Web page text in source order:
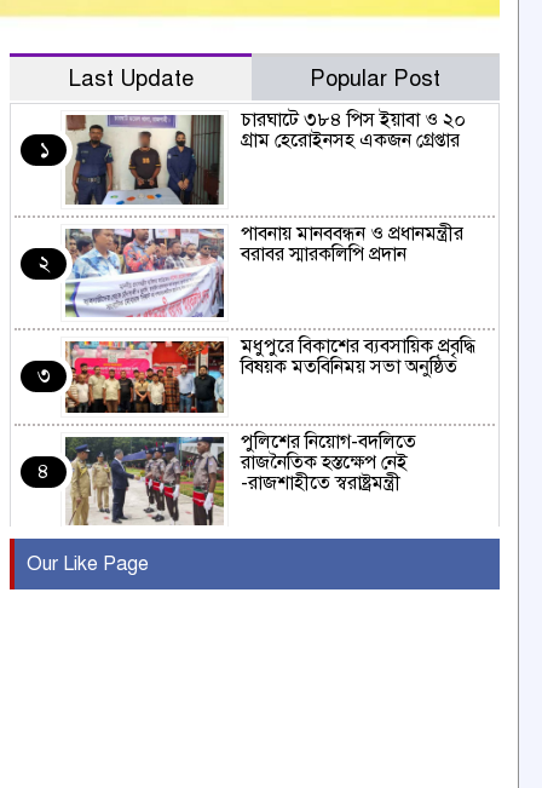
Last Update Popular Post
১
চারঘাটে ৩৮৪ পিস ইয়াবা ও ২০
গ্রাম হেরোইনসহ একজন গ্রেপ্তার
২
পাবনায় মানববন্ধন ও প্রধানমন্ত্রীর
বরাবর স্মারকলিপি প্রদান
৩
মধুপুরে বিকাশের ব্যবসায়িক প্রবৃদ্ধি
বিষয়ক মতবিনিময় সভা অনুষ্ঠিত
৪
পুলিশের নিয়োগ-বদলিতে
রাজনৈতিক হস্তক্ষেপ নেই
-রাজশাহীতে স্বরাষ্ট্রমন্ত্রী
৫
Our Like Page